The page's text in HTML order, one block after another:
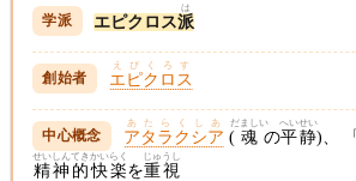
エピクロス派
は
エピクロス
えぴくろす
アタラクシア
あたらくしあ
( 魂
だましい
の平静
へいせい
)、 「
精神
せいしん
的
てき
快楽
かいらく
を重視
じゅうし